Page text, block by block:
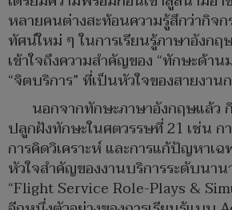
หลายคนต่างสะท้อนความรู้สึกว่ากิจ
ทัศน์ใหม่ ๆ ในการเรียนรู้ภาษาอังกฤ
เข้าใจถึงความสำคัญของ “ทักษะด้า
“จิตบริการ” ที่เป็นหัวใจของสายงา
นอกจากทักษะภาษาอังกฤษแล้ว
ปลูกฝังทักษะในศตวรรษที่ 21 เช่น ก
การคิดวิเคราะห์ และการแก้ปัญหาเ
หัวใจสำคัญของงานบริการระดับนา
“Flight Service Role-Plays &